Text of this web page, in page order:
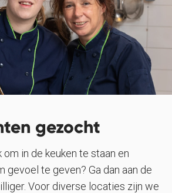
gezocht
in de keuken te staan en
gevoel te geven? Ga dan aan de
Voor diverse locaties zijn we